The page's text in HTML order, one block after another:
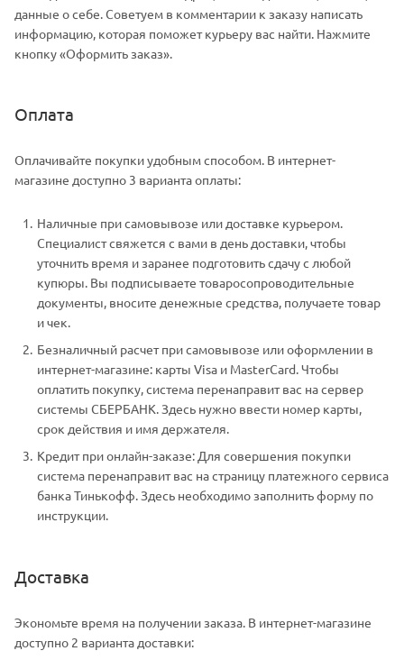
данные о себе. Советуем в комментарии к заказу написать
информацию, которая поможет курьеру вас найти. Нажмите
кнопку «Оформить заказ».
Оплата
Оплачивайте покупки удобным способом. В интернет-
магазине доступно 3 варианта оплаты:
Наличные при самовывозе или доставке курьером.
Специалист свяжется с вами в день доставки, чтобы
уточнить время и заранее подготовить сдачу с любой
купюры. Вы подписываете товаросопроводительные
документы, вносите денежные средства, получаете товар
и чек.
Безналичный расчет при самовывозе или оформлении в
интернет-магазине: карты Visa и MasterCard. Чтобы
оплатить покупку, система перенаправит вас на сервер
системы СБЕРБАНК. Здесь нужно ввести номер карты,
срок действия и имя держателя.
Кредит при онлайн-заказе: Для совершения покупки
система перенаправит вас на страницу платежного сервиса
банка Тинькофф. Здесь необходимо заполнить форму по
инструкции.
Доставка
Экономьте время на получении заказа. В интернет-магазине
доступно 2 варианта доставки: